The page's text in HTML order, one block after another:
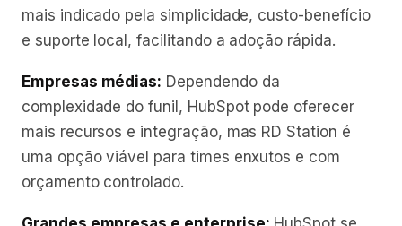
mais indicado pela simplicidade, custo-benefício
e suporte local, facilitando a adoção rápida.
Empresas médias: Dependendo da
complexidade do funil, HubSpot pode oferecer
mais recursos e integração, mas RD Station é
uma opção viável para times enxutos e com
orçamento controlado.